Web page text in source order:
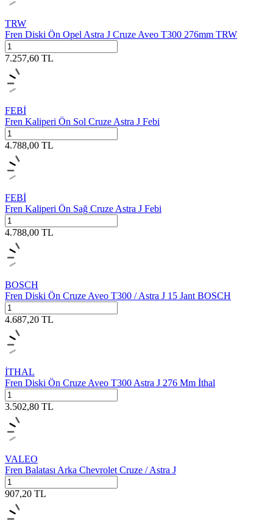
TRW
Fren Diski Ön Opel Astra J Cruze Aveo T300 276mm TRW
7.257,60 TL
FEBİ
Fren Kaliperi Ön Sol Cruze Astra J Febi
4.788,00 TL
FEBİ
Fren Kaliperi Ön Sağ Cruze Astra J Febi
4.788,00 TL
BOSCH
Fren Diski Ön Cruze Aveo T300 / Astra J 15 Jant BOSCH
4.687,20 TL
İTHAL
Fren Diski Ön Cruze Aveo T300 Astra J 276 Mm İthal
3.502,80 TL
VALEO
Fren Balatası Arka Chevrolet Cruze / Astra J
907,20 TL